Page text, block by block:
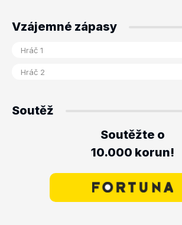
Vzájemné zápasy
Soutěž
Soutěžte o
10.000 korun!